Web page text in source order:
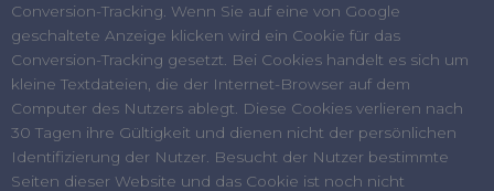
Conversion-Tracking. Wenn Sie auf eine von Google
geschaltete Anzeige klicken wird ein Cookie für das
Conversion-Tracking gesetzt. Bei Cookies handelt es sich um
kleine Textdateien, die der Internet-Browser auf dem
Computer des Nutzers ablegt. Diese Cookies verlieren nach
30 Tagen ihre Gültigkeit und dienen nicht der persönlichen
Identifizierung der Nutzer. Besucht der Nutzer bestimmte
Seiten dieser Website und das Cookie ist noch nicht